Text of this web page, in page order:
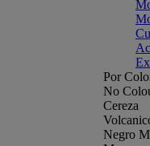
Por
No
Cereza
Negro